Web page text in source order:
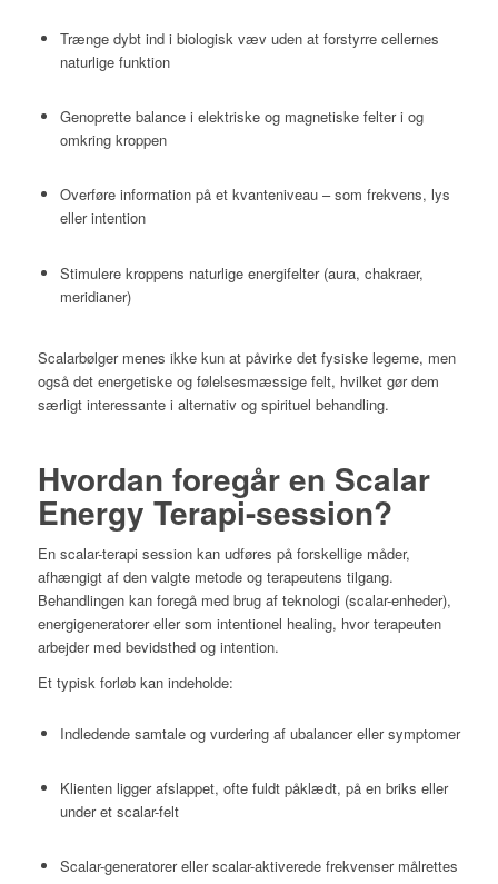
Trænge dybt ind i biologisk væv uden at forstyrre cellernes
naturlige funktion
Genoprette balance i elektriske og magnetiske felter i og
omkring kroppen
Overføre information på et kvanteniveau – som frekvens, lys
eller intention
Stimulere kroppens naturlige energifelter (aura, chakraer,
meridianer)
Scalarbølger menes ikke kun at påvirke det fysiske legeme, men
også det energetiske og følelsesmæssige felt, hvilket gør dem
særligt interessante i alternativ og spirituel behandling.
Hvordan foregår en Scalar
Energy Terapi-session?
En scalar-terapi session kan udføres på forskellige måder,
afhængigt af den valgte metode og terapeutens tilgang.
Behandlingen kan foregå med brug af teknologi (scalar-enheder),
energigeneratorer eller som intentionel healing, hvor terapeuten
arbejder med bevidsthed og intention.
Et typisk forløb kan indeholde:
Indledende samtale og vurdering af ubalancer eller symptomer
Klienten ligger afslappet, ofte fuldt påklædt, på en briks eller
under et scalar-felt
Scalar-generatorer eller scalar-aktiverede frekvenser målrettes